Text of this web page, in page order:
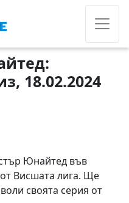
18.02.2024
Юнайтед във
Висшата лига. Ще
своята серия от